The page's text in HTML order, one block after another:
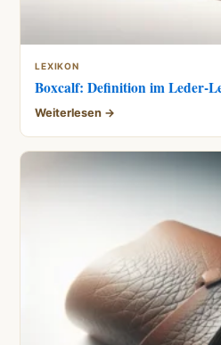
LEXIKON
Boxcalf: Definition im Leder-
Weiterlesen →